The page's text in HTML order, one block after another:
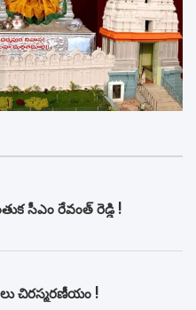
సీఎం రేవంత్ రెడ్డి !
చిరస్మరణీయం !